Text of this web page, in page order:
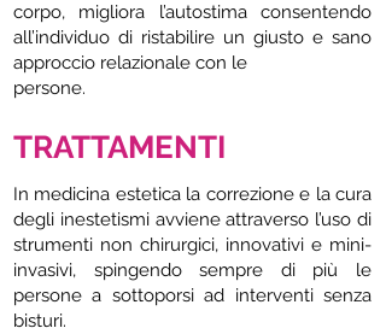
corpo, migliora l’autostima consentendo
all’individuo di ristabilire un giusto e sano
approccio relazionale con le
persone.
TRATTAMENTI
In medicina estetica la correzione e la cura
degli inestetismi avviene attraverso l’uso di
strumenti non chirurgici, innovativi e mini-
invasivi, spingendo sempre di più le
persone a sottoporsi ad interventi senza
bisturi.